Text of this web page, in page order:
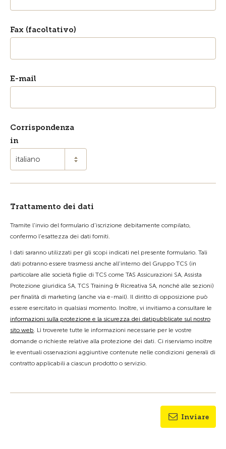
Fax (facoltativo)
E-mail
Corrispondenza
in
italiano
Trattamento dei dati
Tramite l'invio del formulario d'iscrizione debitamente compilato,
confermo l'esattezza dei dati forniti.
I dati saranno utilizzati per gli scopi indicati nel presente formulario. Tali
dati potranno essere trasmessi anche all'interno del Gruppo TCS (in
particolare alle società figlie di TCS come TAS Assicurazioni SA, Assista
Protezione giuridica SA, TCS Training & Ricreativa SA, nonché alle sezioni)
per finalità di marketing (anche via e-mail). Il diritto di opposizione può
essere esercitato in qualsiasi momento. Inoltre, vi invitiamo a consultare le
informazioni sulla protezione e la sicurezza dei datipubblicate sul nostro
sito web. Lì troverete tutte le informazioni necessarie per le vostre
domande o richieste relative alla protezione dei dati. Ci riserviamo inoltre
le eventuali osservazioni aggiuntive contenute nelle condizioni generali di
contratto applicabili a ciascun prodotto o servizio.
Inviare